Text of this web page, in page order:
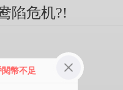
陷危机?!
幣不足